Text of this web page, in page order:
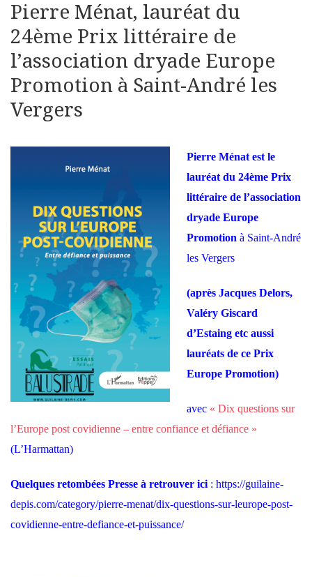
Pierre Ménat, lauréat du
24ème Prix littéraire de
l’association dryade Europe
Promotion à Saint-André les
Vergers
Pierre Ménat est le
lauréat du 24ème Prix
littéraire de l’association
dryade Europe
Promotion à Saint-André
les Vergers
(après Jacques Delors,
Valéry Giscard
d’Estaing etc aussi
lauréats de ce Prix
Europe Promotion)
avec « Dix questions sur
l’Europe post covidienne – entre confiance et défiance »
(L’Harmattan)
Quelques retombées Presse à retrouver ici : https://guilaine-
depis.com/category/pierre-menat/dix-questions-sur-leurope-post-
covidienne-entre-defiance-et-puissance/